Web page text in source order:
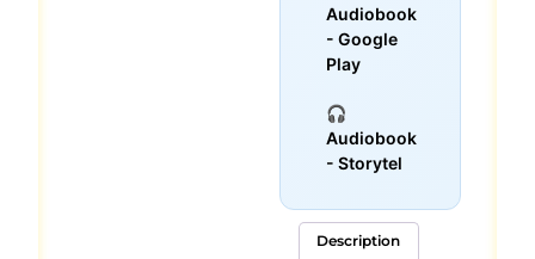
Audiobook
- Google
Play
🎧
Audiobook
- Storytel
Description